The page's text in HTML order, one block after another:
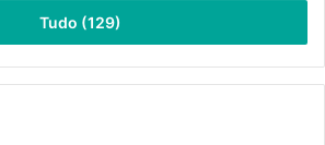
Tudo (129)